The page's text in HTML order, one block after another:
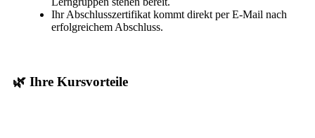
Ihr Abschlusszertifikat kommt direkt per E-Mail nach
erfolgreichem Abschluss.
🌿 Ihre Kursvorteile